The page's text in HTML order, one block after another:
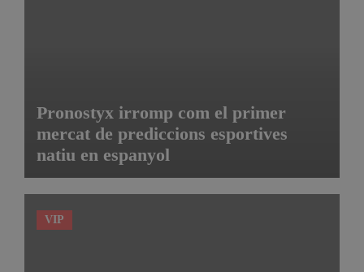
Pronostyx irromp com el primer
mercat de prediccions esportives
natiu en espanyol
VIP